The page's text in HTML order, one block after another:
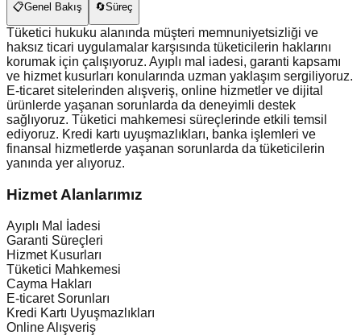
📋Genel Bakış 🔄Süreç
Tüketici hukuku alanında müşteri memnuniyetsizliği ve
haksız ticari uygulamalar karşısında tüketicilerin haklarını
korumak için çalışıyoruz. Ayıplı mal iadesi, garanti kapsamı
ve hizmet kusurları konularında uzman yaklaşım sergiliyoruz.
E-ticaret sitelerinden alışveriş, online hizmetler ve dijital
ürünlerde yaşanan sorunlarda da deneyimli destek
sağlıyoruz. Tüketici mahkemesi süreçlerinde etkili temsil
ediyoruz. Kredi kartı uyuşmazlıkları, banka işlemleri ve
finansal hizmetlerde yaşanan sorunlarda da tüketicilerin
yanında yer alıyoruz.
Hizmet Alanlarımız
Ayıplı Mal İadesi
Garanti Süreçleri
Hizmet Kusurları
Tüketici Mahkemesi
Cayma Hakları
E-ticaret Sorunları
Kredi Kartı Uyuşmazlıkları
Online Alışveriş